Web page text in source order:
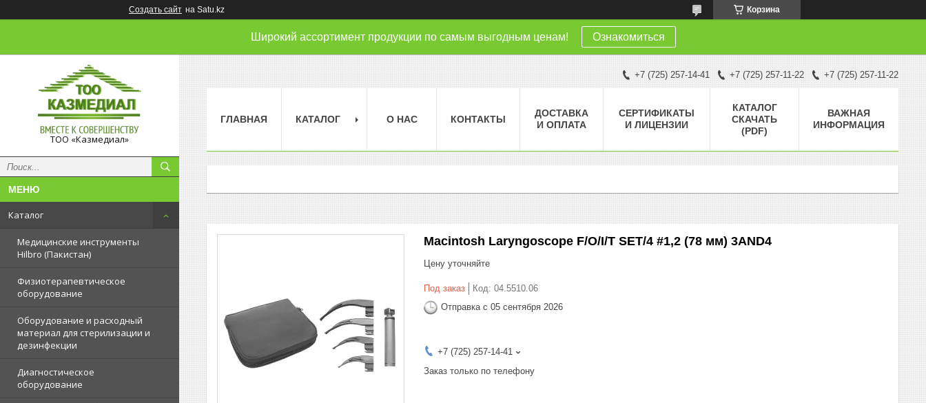
Создать сайт на Satu.kz Корзина
Широкий ассортимент продукции по самым выгодным ценам! Ознакомиться
ТОО «Казмедиал»
Каталог
Медицинские инструменты
Hilbro (Пакистан)
Физиотерапевтическое
оборудование
Оборудование и расходный
материал для стерилизации и
дезинфекции
Диагностическое
оборудование
+7 (725) 257-14-41 +7 (725) 257-11-22 +7 (725) 257-11-22
ГЛАВНАЯ КАТАЛОГ О НАС КОНТАКТЫ
ДОСТАВКА
И ОПЛАТА
СЕРТИФИКАТЫ
И ЛИЦЕНЗИИ
КАТАЛОГ
СКАЧАТЬ
(PDF)
ВАЖНАЯ
ИНФОРМАЦИЯ
Macintosh Laryngoscope F/O/I/T SET/4 #1,2 (78 мм) 3AND4
Цену уточняйте
Под заказ Код: 04.5510.06
Отправка с 05 сентября 2026
+7 (725) 257-14-41
Заказ только по телефону